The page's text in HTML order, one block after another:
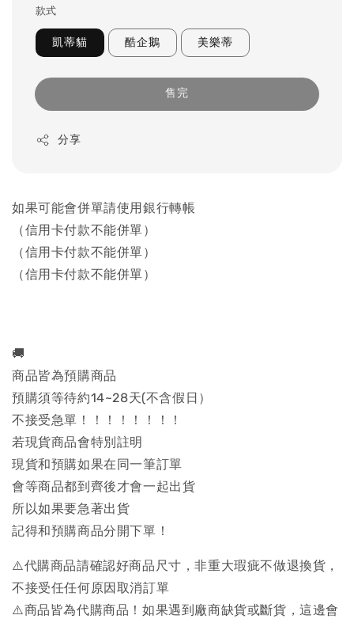
款式
凱蒂貓 酷企鵝 美樂蒂
售完
分享
如果可能會併單請使用銀行轉帳
（信用卡付款不能併單）
（信用卡付款不能併單）
（信用卡付款不能併單）
🚚
商品皆為預購商品
預購須等待約14~28天(不含假日）
不接受急單！！！！！！！！
若現貨商品會特別註明
現貨和預購如果在同一筆訂單
會等商品都到齊後才會一起出貨
所以如果要急著出貨
記得和預購商品分開下單！
⚠️代購商品請確認好商品尺寸，非重大瑕疵不做退換貨，
不接受任任何原因取消訂單
⚠️商品皆為代購商品！如果遇到廠商缺貨或斷貨，這邊會